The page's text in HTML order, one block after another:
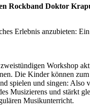
Rockband Doktor
Erlebnis anzubieten:
Workshop
Die Kinder können
spielen und singen:
Musizierens und stärkt
Musikunterricht.